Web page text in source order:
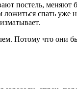
постель, меняют
спать уже
Потому что они